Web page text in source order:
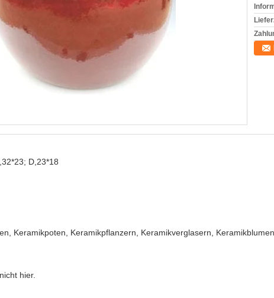
D,23*18
Keramikpoten, Keramikpflanzern, Keramikverglasern,
hier.